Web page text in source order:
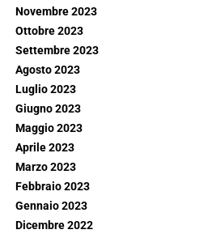
Novembre 2023
Ottobre 2023
Settembre 2023
Agosto 2023
Luglio 2023
Giugno 2023
Maggio 2023
Aprile 2023
Marzo 2023
Febbraio 2023
Gennaio 2023
Dicembre 2022